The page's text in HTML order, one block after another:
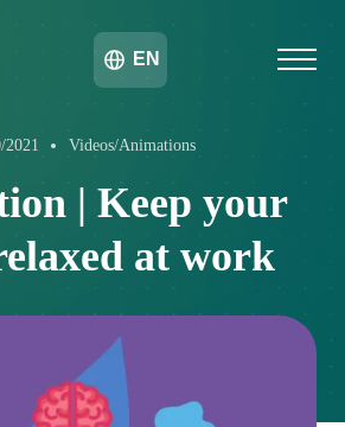
EN
2021 Videos/Animations
| Keep your
at work